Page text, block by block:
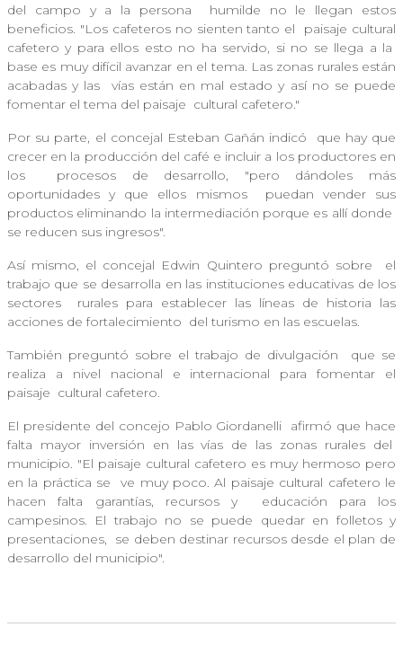
del campo y a la persona
humilde no le llegan estos
beneficios. "Los cafeteros no sienten tanto el
paisaje cultural
cafetero y para ellos esto no ha servido, si no se llega a la
base es muy difícil avanzar en el tema. Las zonas rurales están
acabadas y las
vías están en mal estado y así no se puede
fomentar el tema del paisaje cultural cafetero."
Por su parte, el concejal Esteban Gañán indicó
que hay que
crecer en la producción del café e incluir a los productores en
los
procesos de desarrollo, "pero dándoles más
oportunidades y que ellos mismos
puedan vender sus
productos eliminando la intermediación porque es allí donde
se reducen sus ingresos".
Así mismo, el concejal Edwin Quintero preguntó sobre
el
trabajo que se desarrolla en las instituciones educativas de los
sectores
rurales para establecer las líneas de historia las
acciones de fortalecimiento del turismo en las escuelas.
También preguntó sobre el trabajo de divulgación
que se
realiza a nivel nacional e internacional para fomentar el
paisaje cultural cafetero.
El presidente del concejo Pablo Giordanelli
afirmó que hace
falta mayor inversión en las vías de las zonas rurales del
municipio. "El paisaje cultural cafetero es muy hermoso pero
en la práctica se
ve muy poco. Al paisaje cultural cafetero le
hacen falta garantías, recursos y
educación para los
campesinos. El trabajo no se puede quedar en folletos y
presentaciones,
se deben destinar recursos desde el plan de
desarrollo del municipio".